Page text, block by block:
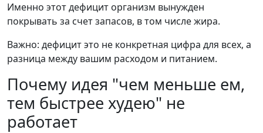
Именно этот дефицит организм вынужден
покрывать за счет запасов, в том числе жира.
Важно: дефицит это не конкретная цифра для всех, а
разница между вашим расходом и питанием.
Почему идея "чем меньше ем,
тем быстрее худею" не
работает